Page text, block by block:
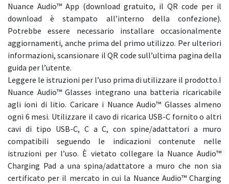
Nuance Audio™ App (download gratuito, il QR code per il
download è stampato all’interno della confezione).
Potrebbe essere necessario installare occasionalmente
aggiornamenti, anche prima del primo utilizzo. Per ulteriori
informazioni, scansionare il QR code sull’ultima pagina della
guida per l’utente.
Leggere le istruzioni per l’uso prima di utilizzare il prodotto.I
Nuance Audio™ Glasses integrano una batteria ricaricabile
agli ioni di litio. Caricare i Nuance Audio™ Glasses almeno
ogni 6 mesi. Utilizzare il cavo di ricarica USB-C fornito o altri
cavi di tipo USB-C, C a C, con spine/adattatori a muro
compatibili seguendo le indicazioni contenute nelle
istruzioni per l’uso. È vietato collegare la Nuance Audio™
Charging Pad a una spina/adattatore a muro che non sia
certificato per il mercato in cui la Nuance Audio™ Charging